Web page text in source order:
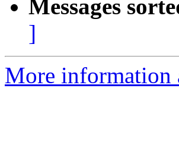
Messages
]
More information